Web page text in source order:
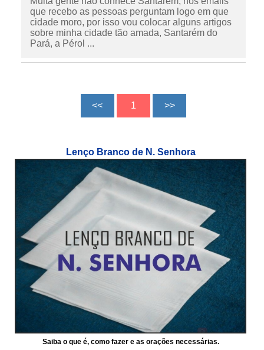
que recebo as pessoas perguntam logo em que
cidade moro, por isso vou colocar alguns artigos
sobre minha cidade tão amada, Santarém do
Pará, a Pérol ...
Lenço Branco de N. Senhora
Saiba o que é, como fazer e as orações necessárias.